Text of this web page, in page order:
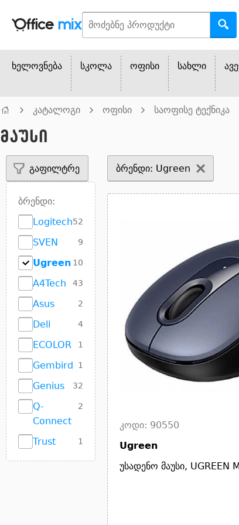
ხელოვნება სკოლა ოფისი სახლი
კატალოგი ოფისი საოფისე ტექნიკა
მაუსი
გაფილტრე
ბრენდი:
Logitech52
SVEN 9
Ugreen 10
A4Tech 43
Asus 2
Deli 4
ECOLOR 1
Gembird 1
Genius 32
Q-
Connect
2
Trust 1
ბრენდი: Ugreen
კოდი: 90550
Ugreen
უსადენო მაუსი,